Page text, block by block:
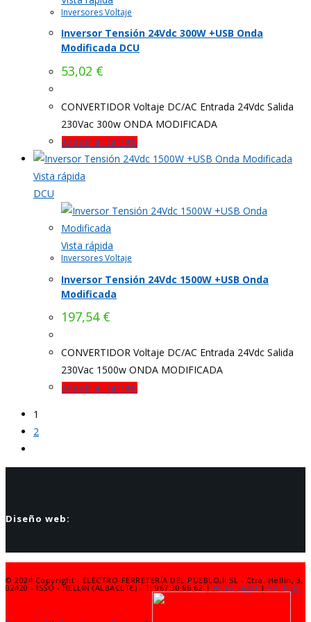
Inversores Voltaje
Inversor Tensión 24Vdc 300W +USB Onda
Modificada DCU
53,02 €
CONVERTIDOR Voltaje DC/AC Entrada 24Vdc Salida
230Vac 300w ONDA MODIFICADA
Añadir al carrito
Vista rápida
DCU
Vista rápida
Inversores Voltaje
Inversor Tensión 24Vdc 1500W +USB Onda
Modificada
197,54 €
CONVERTIDOR Voltaje DC/AC Entrada 24Vdc Salida
230Vac 1500w ONDA MODIFICADA
Añadir al carrito
1
2
Diseño web:
© 2024 Copyright - ELECTRO-FERRETERÍA DEL PUEBLO,II SL - Ctra. Hellin, 3,
02420 - ISSO - HELLIN (ALBACETE) - T: 967 30 86 62 | Aviso Legal | Política-